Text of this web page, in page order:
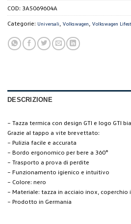
COD: 3A5069604A
Categorie: Universali Volkswagen Volkswagen
DESCRIZIONE
– Tazza termica con design GTI e logo GTI
Grazie al tappo a vite brevettato:
– Pulizia facile e accurata
– Bordo ergonomico per bere a 360°
– Trasporto a prova di perdite
– Funzionamento igienico e intuitivo
– Colore: nero
– Materiale: tazza in acciaio inox, coperchio
– Prodotto in Germania